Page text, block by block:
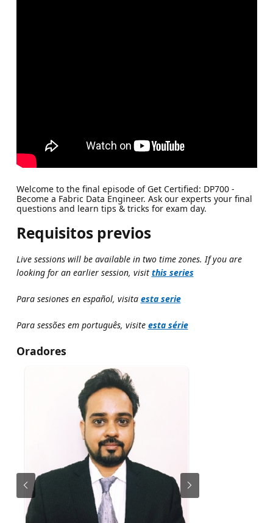
Welcome to the final episode of Get Certified: DP700 -
Become a Fabric Data Engineer. Ask our experts your final
questions and learn tips & tricks for exam day.
Requisitos previos
Live sessions will be available in two time zones. If you are
looking for an earlier session, visit this series
Para sesiones en español, visita esta serie
Para sessões em português, visite esta série
Oradores